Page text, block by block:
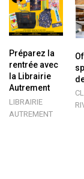
Préparez la
rentrée avec
la Librairie
Autrement
LIBRAIRIE
AUTREMENT